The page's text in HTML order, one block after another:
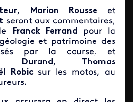
, Marion Rousse et
seront aux commentaires,
Franck Ferrand pour la
et patrimoine des
par la course, et
Durand, Thomas
Robicsur les motos, au